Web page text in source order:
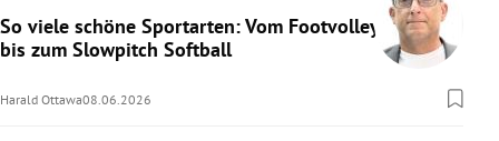
So viele schöne Sportarten: Vom Footvolley
bis zum Slowpitch Softball
Harald Ottawa08.06.2026